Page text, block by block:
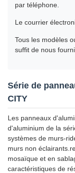
par téléphone.
Le courrier
Tous les modèles
suffit de nous
Série de
CITY
Les panneaux
d'aluminium de la
systèmes de murs-
murs non
mosaïque et en
caractéristiques de